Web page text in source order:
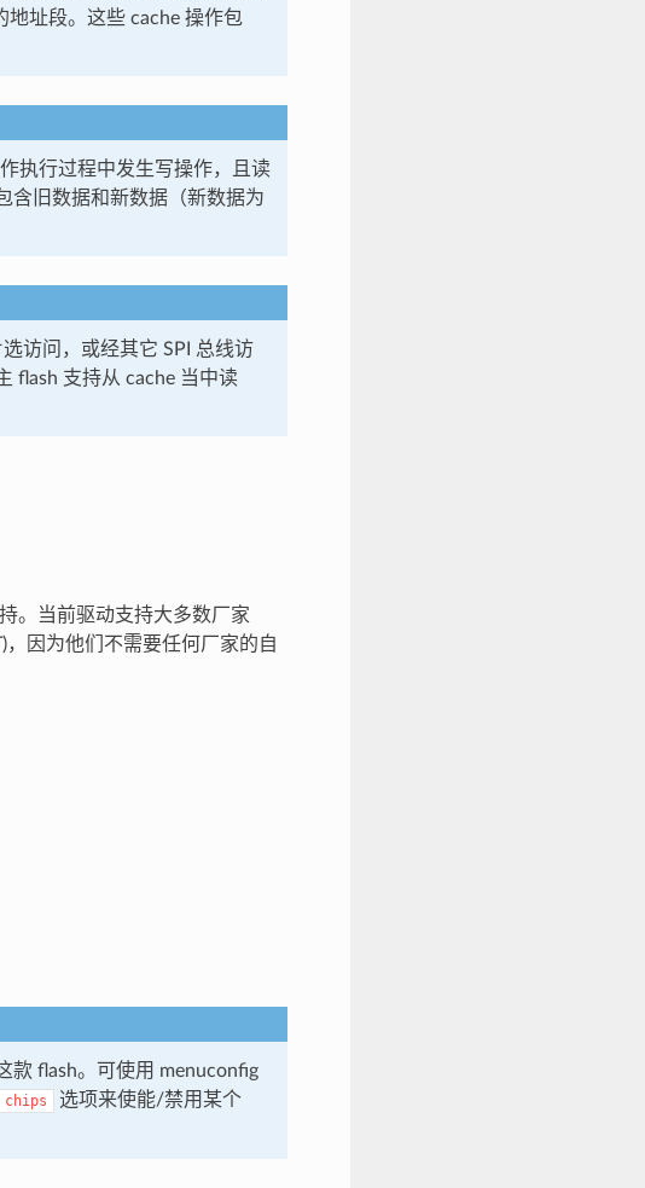
地址段。这些 cache 操作包
执行过程中发生写操作，且读
含旧数据和新数据（新数据为
访问，或经其它 SPI 总线访
flash 支持从 cache 当中读
。当前驱动支持大多数厂家
因为他们不需要任何厂家的自
款 flash。可使用 menuconfig
chips
选项来使能/禁用某个